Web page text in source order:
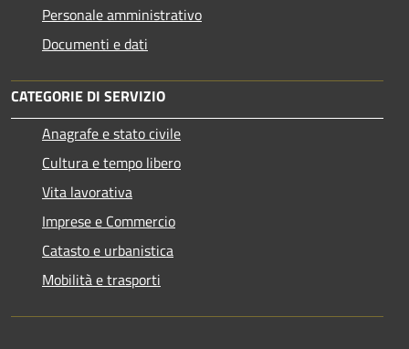
Personale amministrativo
Documenti e dati
CATEGORIE DI SERVIZIO
Anagrafe e stato civile
Cultura e tempo libero
Vita lavorativa
Imprese e Commercio
Catasto e urbanistica
Mobilità e trasporti